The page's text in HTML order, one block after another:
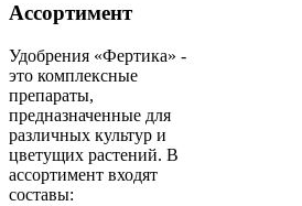
Ассортимент
Удобрения «Фертика» -
это комплексные
препараты,
предназначенные для
различных культур и
цветущих растений. В
ассортимент входят
составы: